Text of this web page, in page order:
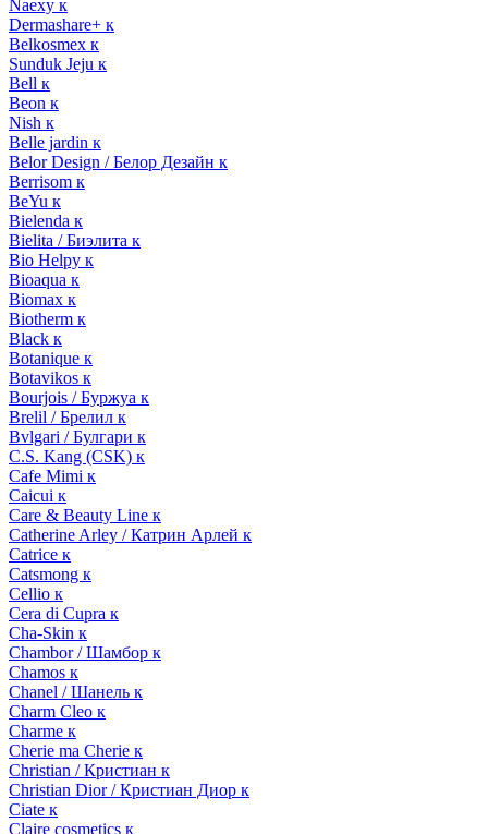
Naexy к
Dermashare+ к
Belkosmex к
Sunduk Jeju к
Bell к
Beon к
Nish к
Belle jardin к
Belor Design / Белор Дезайн к
Berrisom к
BeYu к
Bielenda к
Bielita / Биэлита к
Bio Helpy к
Bioaqua к
Biomax к
Biotherm к
Black к
Botanique к
Botavikos к
Bourjois / Буржуа к
Brelil / Брелил к
Bvlgari / Булгари к
C.S. Kang (CSK) к
Cafe Mimi к
Caicui к
Care & Beauty Line к
Catherine Arley / Катрин Арлей к
Catrice к
Catsmong к
Cellio к
Cera di Cupra к
Cha-Skin к
Chambor / Шамбор к
Chamos к
Chanel / Шанель к
Charm Cleo к
Charme к
Cherie ma Cherie к
Christian / Кристиан к
Christian Dior / Кристиан Диор к
Ciate к
Claire cosmetics к